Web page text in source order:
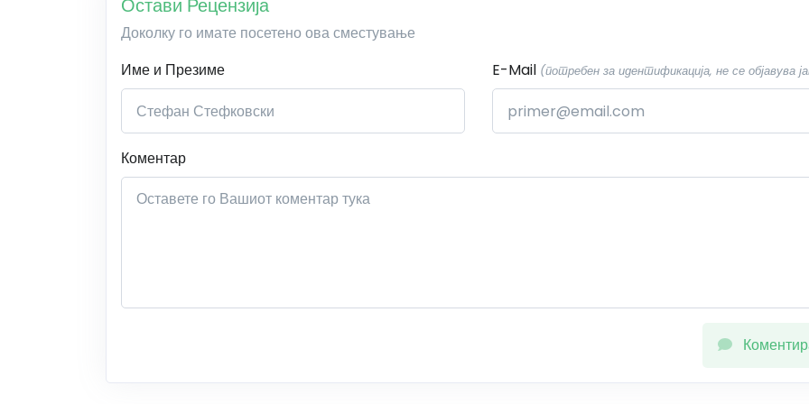
Остави Рецензија
Доколку го имате посетено ова сместување
Име и Презиме
E-Mail (потребен за идентификација, не се објавува
Коментар